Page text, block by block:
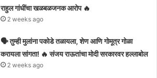
राहुल गांधींचा खळबळजनक आरोप 🔥
2 weeks ago
🗣️ तुम्ही मुलांना पकोडे तळायला, शेण आणि गोमूत्र गोळा
करायला सांगता! 🔥 संजय राऊतांचा मोदी सरकारवर हल्लाबोल
2 weeks ago